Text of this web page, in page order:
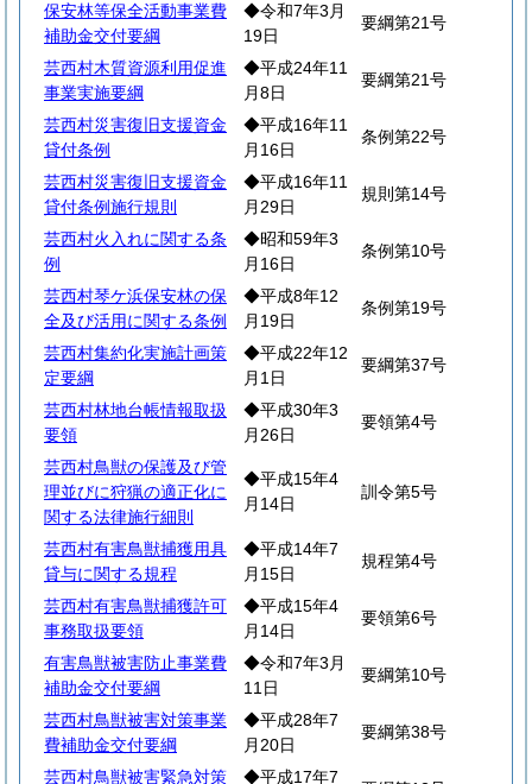
保安林等保全活動事業費
補助金交付要綱
◆令和7年3月
19日
要綱第21号
芸西村木質資源利用促進
事業実施要綱
◆平成24年11
月8日
要綱第21号
芸西村災害復旧支援資金
貸付条例
◆平成16年11
月16日
条例第22号
芸西村災害復旧支援資金
貸付条例施行規則
◆平成16年11
月29日
規則第14号
芸西村火入れに関する条
例
◆昭和59年3
月16日
条例第10号
芸西村琴ケ浜保安林の保
全及び活用に関する条例
◆平成8年12
月19日
条例第19号
芸西村集約化実施計画策
定要綱
◆平成22年12
月1日
要綱第37号
芸西村林地台帳情報取扱
要領
◆平成30年3
月26日
要領第4号
芸西村鳥獣の保護及び管
理並びに狩猟の適正化に
関する法律施行細則
◆平成15年4
月14日
訓令第5号
芸西村有害鳥獣捕獲用具
貸与に関する規程
◆平成14年7
月15日
規程第4号
芸西村有害鳥獣捕獲許可
事務取扱要領
◆平成15年4
月14日
要領第6号
有害鳥獣被害防止事業費
補助金交付要綱
◆令和7年3月
11日
要綱第10号
芸西村鳥獣被害対策事業
費補助金交付要綱
◆平成28年7
月20日
要綱第38号
芸西村鳥獣被害緊急対策 ◆平成17年7